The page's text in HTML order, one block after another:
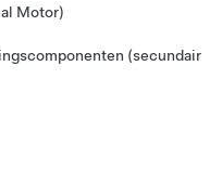
Motor)
(secundair